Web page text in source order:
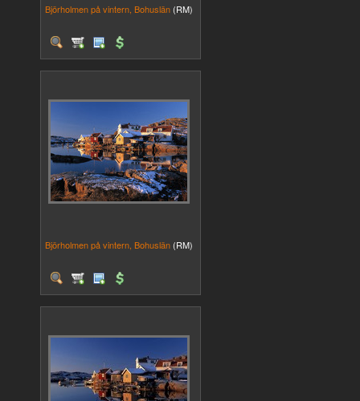
Björholmen på vintern, Bohuslän (RM)
Björholmen på vintern, Bohuslän (RM)